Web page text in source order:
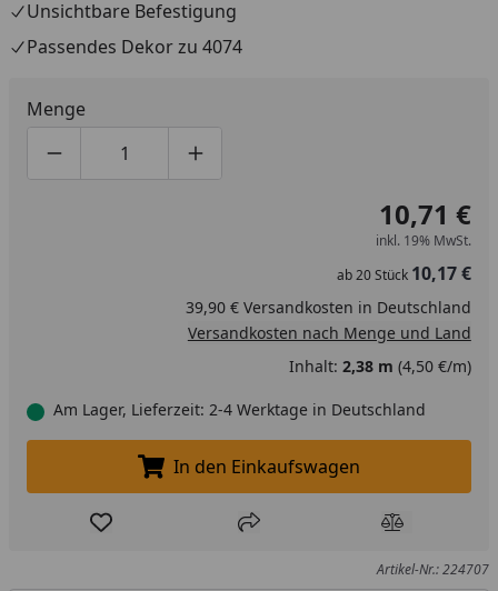
Unsichtbare Befestigung
Passendes Dekor zu 4074
Menge
Produktmenge um eins verringern
Produktmenge manuell eingeben
Produktmenge um eins erhöhen
10,71 €
inkl. 19% MwSt.
ab20Stück 10,17 €
39,90 € Versandkosten in Deutschland
Versandkosten nach Menge und Land
Inhalt: 2,38 m (4,50 €/m)
Am Lager, Lieferzeit: 2-4 Werktage in Deutschland
In den Einkaufswagen legen
In den Einkaufswagen
Produkt zur Wunschliste hinzufügen
Teilen Produkt
Artikel-Nr.: 224707